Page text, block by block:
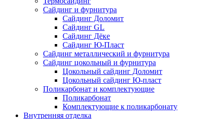
Сайдинг и фурнитура
Сайдинг Доломит
Сайдинг GL
Сайдинг Дёке
Сайдинг Ю-Пласт
Сайдинг металлический и фурнитура
Сайдинг цокольный и фурнитура
Цокольный сайдинг Доломит
Цокольный сайдинг Ю-пласт
Поликарбонат и комплектующие
Поликарбонат
Комплектующие к поликарбонату
Внутренняя отделка